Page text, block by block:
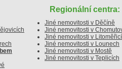
Regionální centra:
Jiné nemovitosti v Děčíně
Jiné nemovitosti v
Jiné nemovitosti v
Jiné nemovitosti v Lounech
Jiné nemovitosti v Mostě
Jiné nemovitosti v Teplicích